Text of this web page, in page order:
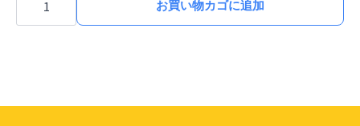
月
タ
お買い物カゴに追加